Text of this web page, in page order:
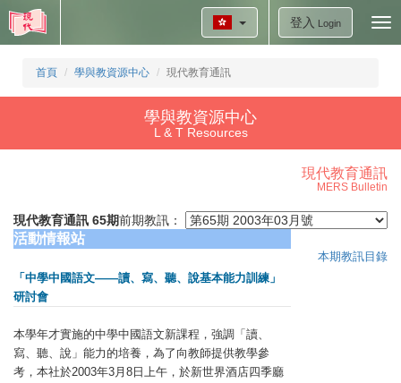
登入 Login
首頁 學與教資源中心 現代教育通訊
學與教資源中心
L & T Resources
現代教育通訊
MERS Bulletin
現代教育通訊 65期前期教訊：
活動情報站
「中學中國語文——讀、寫、聽、說基本能力訓練」
研討會
本學年才實施的中學中國語文新課程，強調「讀、
寫、聽、說」能力的培養，為了向教師提供教學參
考，本社於2003年3月8日上午，於新世界酒店四季廳
本期教訊目錄